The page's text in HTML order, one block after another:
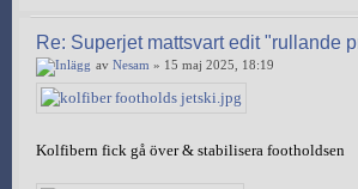
Re: Superjet mattsvart edit "rullande
av Nesam » 15 maj 2025, 18:19
Kolfibern fick gå över & stabilisera footholdsen